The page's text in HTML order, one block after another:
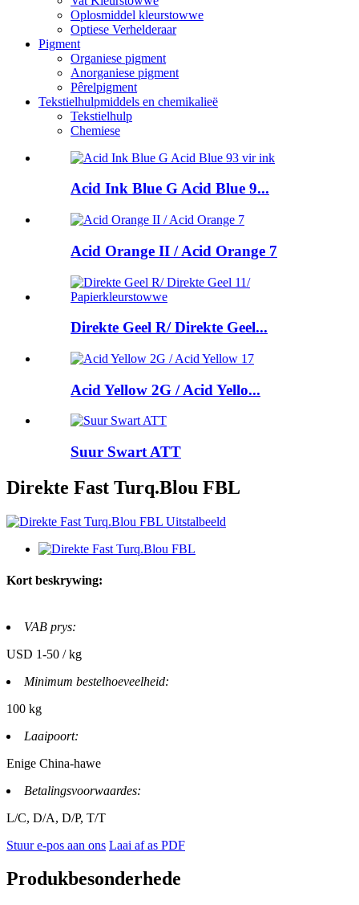
Oplosmiddel kleurstowwe
Optiese Verhelderaar
Pigment
Organiese pigment
Anorganiese pigment
Pêrelpigment
Tekstielhulpmiddels en chemikalieë
Tekstielhulp
Chemiese
Acid Ink Blue G Acid Blue 9...
Acid Orange II / Acid Orange 7
Direkte Geel R/ Direkte Geel...
Acid Yellow 2G / Acid Yello...
Suur Swart ATT
Direkte Fast Turq.Blou FBL
Kort beskrywing:
VAB prys:
USD 1-50 / kg
Minimum bestelhoeveelheid:
100 kg
Laaipoort:
Enige China-hawe
Betalingsvoorwaardes:
L/C, D/A, D/P, T/T
Stuur e-pos aan ons Laai af as PDF
Produkbesonderhede